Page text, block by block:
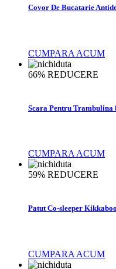
Covor De Bucatarie
CUMPARA ACUM
66% REDUCERE
Scara Pentru Trambulina
CUMPARA ACUM
59% REDUCERE
Patut Co-sleeper
CUMPARA ACUM